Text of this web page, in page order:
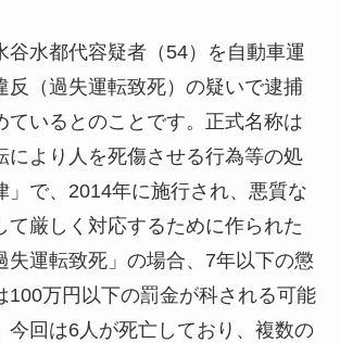
谷水都代容疑者（54）を自動車運
反（過失運転致死）の疑いで逮捕
ているとのことです。正式名称は
により人を死傷させる行為等の処
」で、2014年に施行され、悪質な
て厳しく対応するために作られた
失運転致死」の場合、7年以下の懲
100万円以下の罰金が科される可能
今回は6人が死亡しており、複数の